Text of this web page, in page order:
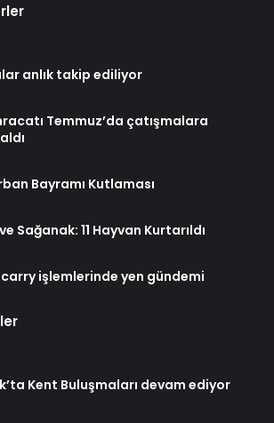
anlık takip ediliyor
Temmuz’da çatışmalara
Bayramı Kutlaması
Sağanak: 11 Hayvan Kurtarıldı
işlemlerinde yen gündemi
Kent Buluşmaları devam ediyor